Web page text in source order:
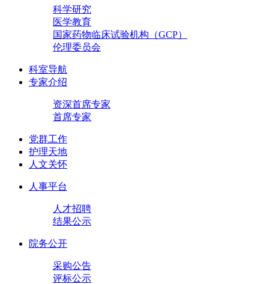
科学研究
医学教育
国家药物临床试验机构（GCP）
伦理委员会
科室导航
专家介绍
资深首席专家
首席专家
党群工作
护理天地
人文关怀
人事平台
人才招聘
结果公示
院务公开
采购公告
评标公示